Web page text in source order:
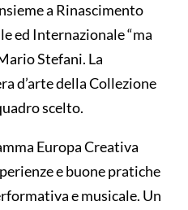
a Rinascimento
ed Internazionale “ma
Stefani. La
d’arte della Collezione
scelto.
Europa Creativa
e buone pratiche
e musicale. Un